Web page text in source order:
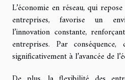
L’économie en réseau, qui
entreprises, favorise un
l’innovation constante,
entreprises. Par
significativement à l’avancée de